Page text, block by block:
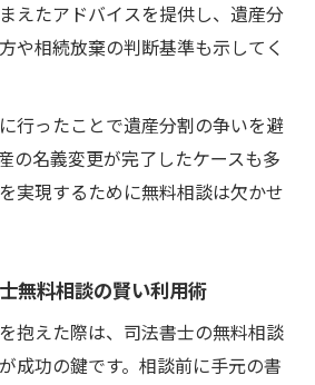
えたアドバイスを提供し、遺産分
や相続放棄の判断基準も示してく
行ったことで遺産分割の争いを避
の名義変更が完了したケースも多
実現するために無料相談は欠かせ
無料相談の賢い利用術
抱えた際は、司法書士の無料相談
成功の鍵です。相談前に手元の書